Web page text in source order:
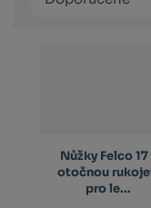
produktů
Nůžky Felco 17
otočnou
pro le...